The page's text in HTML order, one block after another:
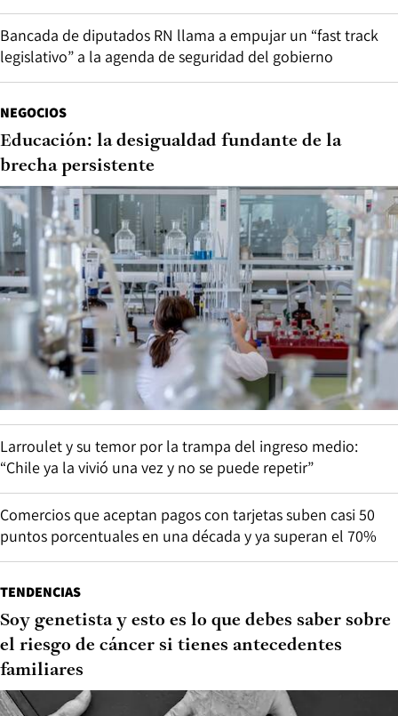
Bancada de diputados RN llama a empujar un “fast track
legislativo” a la agenda de seguridad del gobierno
NEGOCIOS
Educación: la desigualdad fundante de la
brecha persistente
Larroulet y su temor por la trampa del ingreso medio:
“Chile ya la vivió una vez y no se puede repetir”
Comercios que aceptan pagos con tarjetas suben casi 50
puntos porcentuales en una década y ya superan el 70%
TENDENCIAS
Soy genetista y esto es lo que debes saber sobre
el riesgo de cáncer si tienes antecedentes
familiares